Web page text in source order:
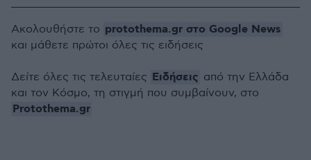
Ακολουθήστε το protothema.gr στο Google News
και μάθετε πρώτοι όλες τις ειδήσεις
Δείτε όλες τις τελευταίες Ειδήσεις από την Ελλάδα
και τον Κόσμο, τη στιγμή που συμβαίνουν, στο
Protothema.gr